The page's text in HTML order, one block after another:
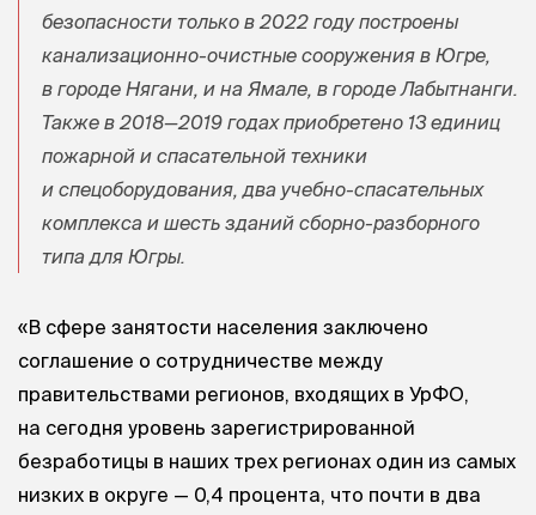
безопасности только в 2022 году построены
канализационно-очистные сооружения в Югре,
в городе Нягани, и на Ямале, в городе Лабытнанги.
Также в 2018—2019 годах приобретено 13 единиц
пожарной и спасательной техники
и спецоборудования, два учебно-спасательных
комплекса и шесть зданий сборно-разборного
типа для Югры.
«В сфере занятости населения заключено
соглашение о сотрудничестве между
правительствами регионов, входящих в УрФО,
на сегодня уровень зарегистрированной
безработицы в наших трех регионах один из самых
низких в округе — 0,4 процента, что почти в два